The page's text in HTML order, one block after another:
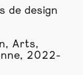
de design
Arts,
2022-